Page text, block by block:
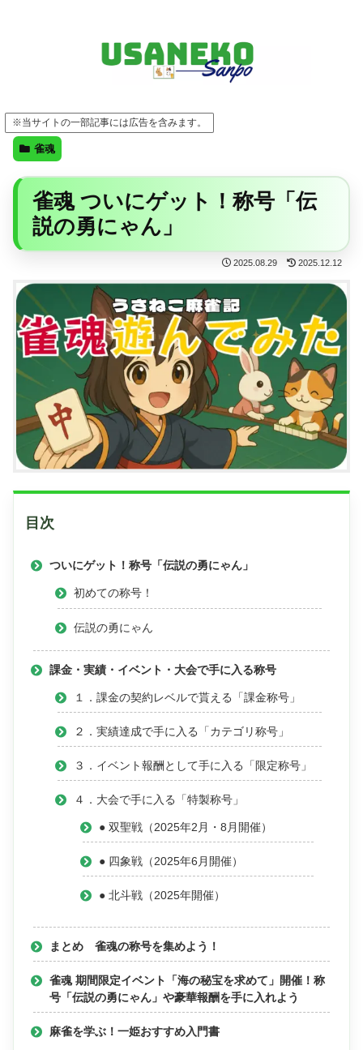
※当サイトの一部記事には広告を含みます。
雀魂
雀魂 ついにゲット！称号「伝
説の勇にゃん」
2025.08.29 2025.12.12
目次
ついにゲット！称号「伝説の勇にゃん」
初めての称号！
伝説の勇にゃん
課金・実績・イベント・大会で手に入る称号
１．課金の契約レベルで貰える「課金称号」
２．実績達成で手に入る「カテゴリ称号」
３．イベント報酬として手に入る「限定称号」
４．大会で手に入る「特製称号」
● 双聖戦（2025年2月・8月開催）
● 四象戦（2025年6月開催）
● 北斗戦（2025年開催）
まとめ 雀魂の称号を集めよう！
雀魂 期間限定イベント「海の秘宝を求めて」開催！称
号「伝説の勇にゃん」や豪華報酬を手に入れよう
麻雀を学ぶ！一姫おすすめ入門書